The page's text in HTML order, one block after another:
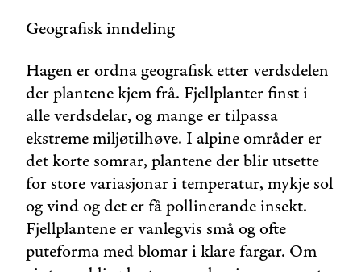
Geografisk inndeling
Hagen er ordna geografisk etter verdsdelen
der plantene kjem frå. Fjellplanter finst i
alle verdsdelar, og mange er tilpassa
ekstreme miljøtilhøve. I alpine områder er
det korte somrar, plantene der blir utsette
for store variasjonar i temperatur, mykje sol
og vind og det er få pollinerande insekt.
Fjellplantene er vanlegvis små og ofte
puteforma med blomar i klare fargar. Om